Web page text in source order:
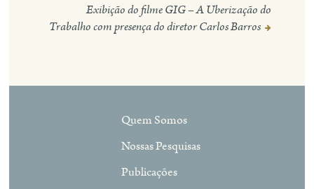
Post
Exibição do filme GIG – A Uberização do
Trabalho com presença do diretor Carlos Barros
Quem Somos
Nossas Pesquisas
Publicações